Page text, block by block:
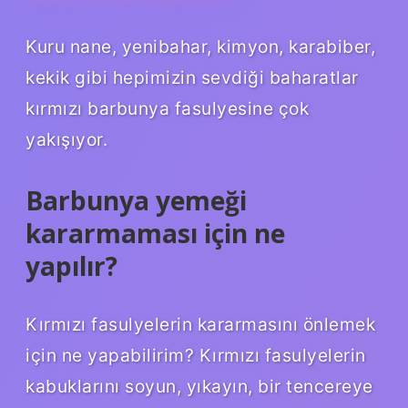
Kuru nane, yenibahar, kimyon, karabiber,
kekik gibi hepimizin sevdiği baharatlar
kırmızı barbunya fasulyesine çok
yakışıyor.
Barbunya yemeği
kararmaması için ne
yapılır?
Kırmızı fasulyelerin kararmasını önlemek
için ne yapabilirim? Kırmızı fasulyelerin
kabuklarını soyun, yıkayın, bir tencereye